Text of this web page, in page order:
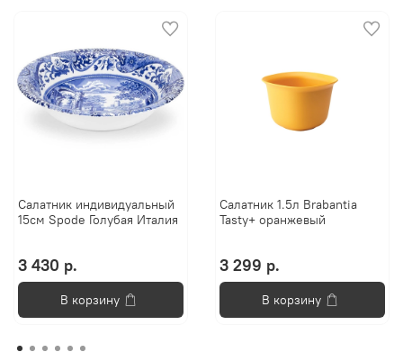
Салатник индивидуальный
15см Spode Голубая Италия
3 430 р.
В корзину
Салатник 1.5л Brabantia
Tasty+ оранжевый
3 299 р.
В корзину